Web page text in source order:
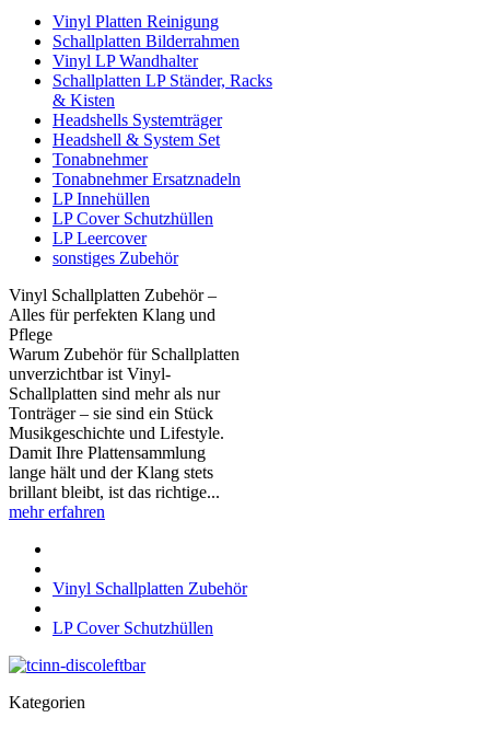
Vinyl Platten Reinigung
Schallplatten Bilderrahmen
Vinyl LP Wandhalter
Schallplatten LP Ständer, Racks
& Kisten
Headshells Systemträger
Headshell & System Set
Tonabnehmer
Tonabnehmer Ersatznadeln
LP Innehüllen
LP Cover Schutzhüllen
LP Leercover
sonstiges Zubehör
Vinyl Schallplatten Zubehör –
Alles für perfekten Klang und
Pflege
Warum Zubehör für Schallplatten
unverzichtbar ist Vinyl-
Schallplatten sind mehr als nur
Tonträger – sie sind ein Stück
Musikgeschichte und Lifestyle.
Damit Ihre Plattensammlung
lange hält und der Klang stets
brillant bleibt, ist das richtige...
mehr erfahren
Vinyl Schallplatten Zubehör
LP Cover Schutzhüllen
Kategorien